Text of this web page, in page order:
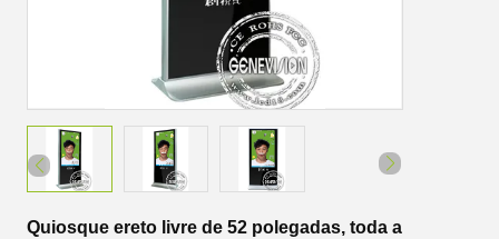
Quiosque ereto livre de 52 polegadas, toda a